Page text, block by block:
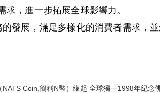
求，進一步拓展全球影響力。
發展，滿足多樣化的消費者需求，
Coin,簡稱N幣）緣起 全球獨一1998年紀念